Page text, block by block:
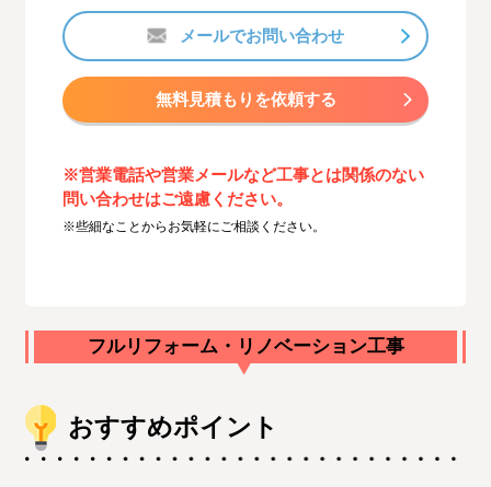
メールでお問い合わせ
無料見積もりを依頼する
※営業電話や営業メールなど工事とは関係のない
問い合わせはご遠慮ください。
※些細なことからお気軽にご相談ください。
フルリフォーム・リノベーション工事
おすすめポイント